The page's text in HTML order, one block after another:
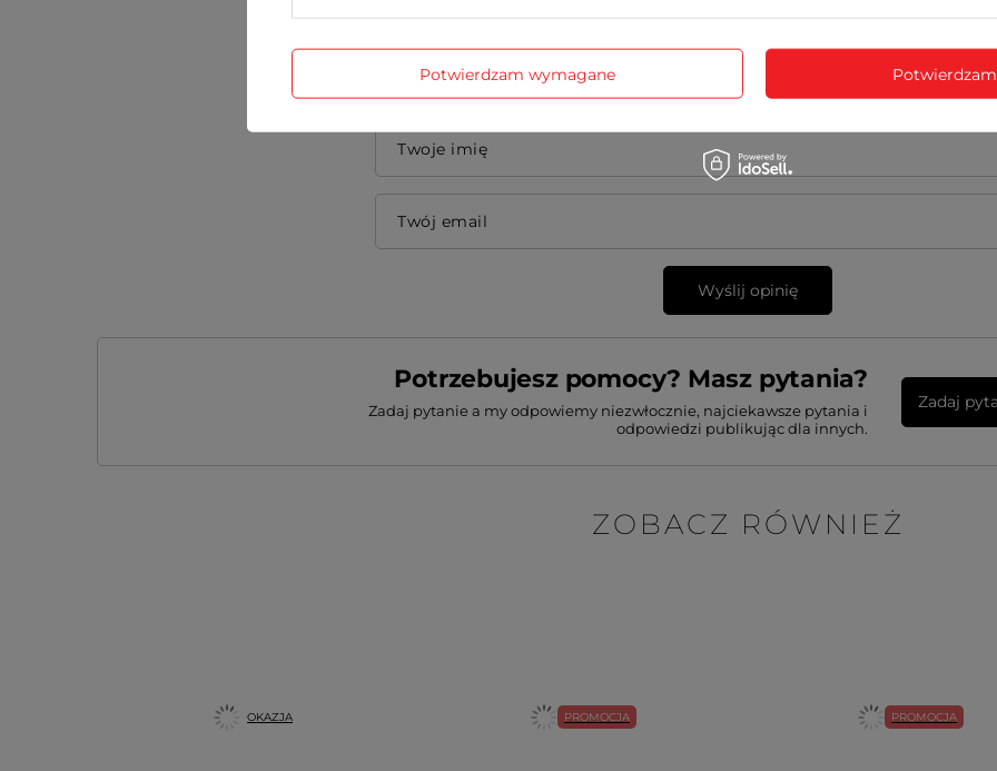
Dodaj własne zdjęcie produktu:
Twoje imię
Twój email
Wyślij opinię
Potrzebujesz pomocy? Masz pytania?
Zadaj pytanie a my odpowiemy niezwłocznie, najciekawsze pytania i
odpowiedzi publikując dla innych.
Zadaj
ZOBACZ RÓWNIEŻ
OKAZJA PROMOCJA PROMOCJA
Potwierdzam wymagane